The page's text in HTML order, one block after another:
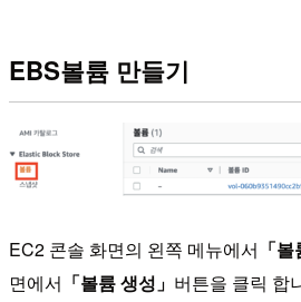
EBS볼륨 만들기
EC2 콘솔 화면의 왼쪽 메뉴에서 「볼
면에서 「볼륨 생성」 버튼을 클릭 합